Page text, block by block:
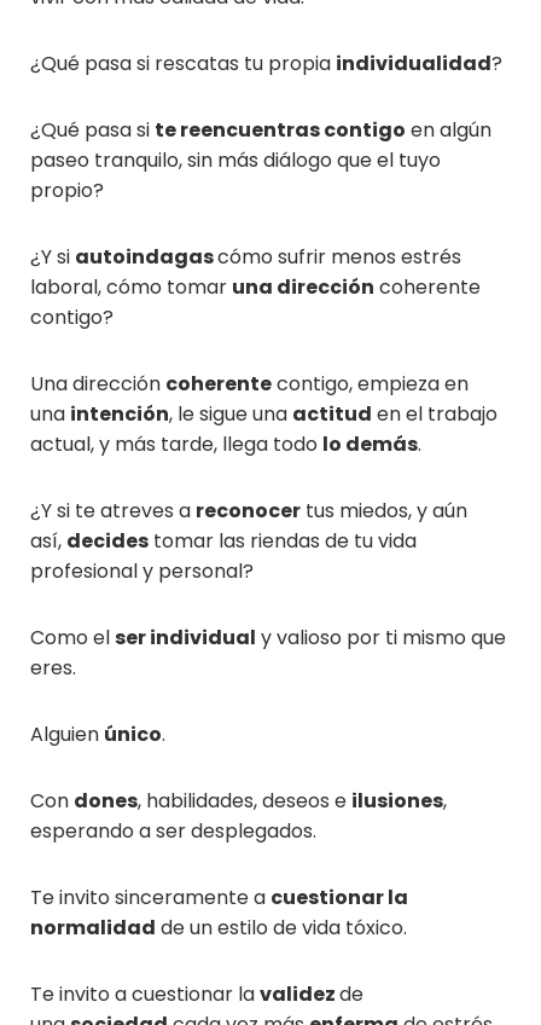
¿Qué pasa si rescatas tu propia individualidad?
¿Qué pasa si te reencuentras contigo en algún
paseo tranquilo, sin más diálogo que el tuyo
propio?
¿Y si autoindagascómo sufrir menos estrés
laboral, cómo tomar una dirección coherente
contigo?
Una dirección coherentecontigo, empieza en
una intención, le sigue una actitud en el trabajo
actual, y más tarde, llega todo lo demás.
¿Y si te atreves a reconocer tus miedos, y aún
así, decides tomar las riendas de tu vida
profesional y personal?
Como elser individual y valioso por ti mismo que
eres.
Alguien único.
Con dones, habilidades, deseos e ilusiones,
esperando a ser desplegados.
Te invito sinceramente a cuestionar la
normalidad de un estilo de vida tóxico.
Te invito a cuestionar lavalidezde